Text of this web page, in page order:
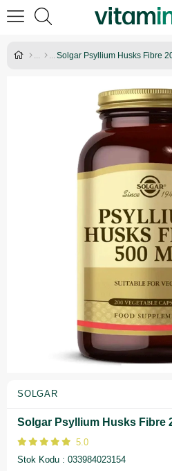
Solgar Psyllium Husks Fibre
SOLGAR
Solgar Psyllium Husks Fibre
5.0
Stok Kodu
033984023154